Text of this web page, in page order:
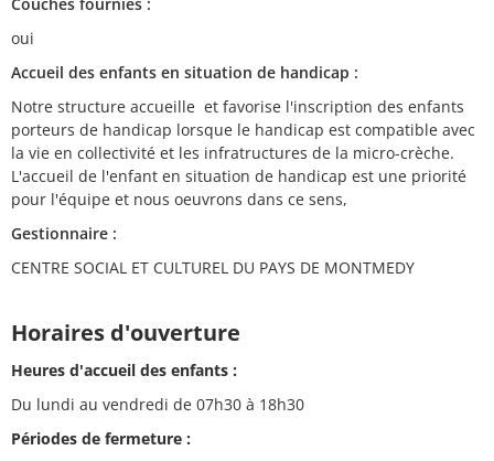
oui
Accueil des enfants en situation de handicap :
Notre structure accueille et favorise l'inscription des enfants
porteurs de handicap lorsque le handicap est compatible avec
la vie en collectivité et les infratructures de la micro-crèche.
L'accueil de l'enfant en situation de handicap est une priorité
pour l'équipe et nous oeuvrons dans ce sens,
Gestionnaire :
CENTRE SOCIAL ET CULTUREL DU PAYS DE MONTMEDY
Horaires d'ouverture
Heures d'accueil des enfants :
Du lundi au vendredi de 07h30 à 18h30
Périodes de fermeture :